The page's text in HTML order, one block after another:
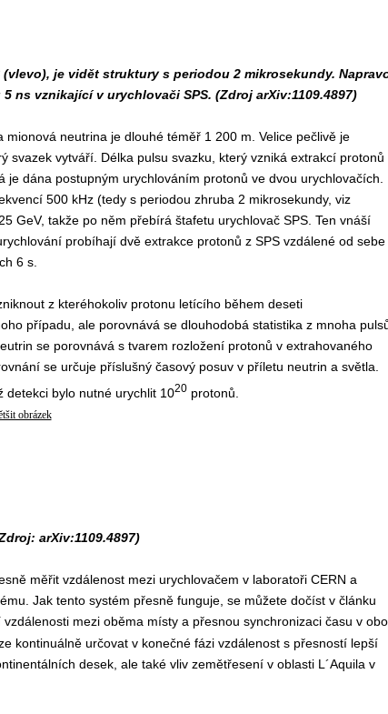
je vidět struktury s periodou 2 mikrosekundy.
ns vznikající v urychlovači SPS. (Zdroj arXiv:1109.4897)
neutrina je dlouhé téměř 1 200 m. Velice pečlivě je
vytváří. Délka pulsu svazku, který vzniká extrakcí protonů
dána postupným urychlováním protonů ve dvou urychlovačích.
500 kHz (tedy s periodou zhruba 2 mikrosekundy, viz
GeV, takže po něm přebírá štafetu urychlovač SPS. Ten vnáší
probíhají dvě extrakce protonů z SPS vzdálené od sebe
6 s.
z kteréhokoliv protonu letícího během deseti
případu, ale porovnává se dlouhodobá statistika z mnoha
se porovnává s tvarem rozložení protonů v extrahovaného
se určuje příslušný časový posuv v příletu neutrin a světla.
detekci bylo nutné urychlit 1020protonů.
obrázek
arXiv:1109.4897)
měřit vzdálenost mezi urychlovačem v laboratoři CERN a
Jak tento systém přesně funguje, se můžete dočíst v článku
mezi oběma místy a přesnou synchronizaci času v
kontinuálně určovat v konečné fázi vzdálenost s přesností lepší
desek, ale také vliv zemětřesení v oblasti L´Aquila v